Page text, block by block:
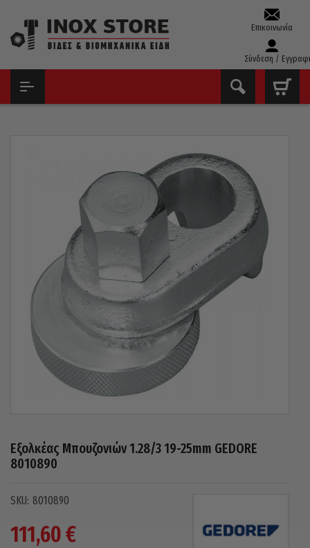
Επικοινωνία
Σύνδεση /
ΕΞΟΛΚΈΑΣ ΜΠΟΥΖΟΝΙΏΝ 1.28/3 19-25MM GEDORE 8010890
Εξολκέας Μπουζονιών 1.28/3 19-25mm GEDORE
8010890
8010890
111,60€